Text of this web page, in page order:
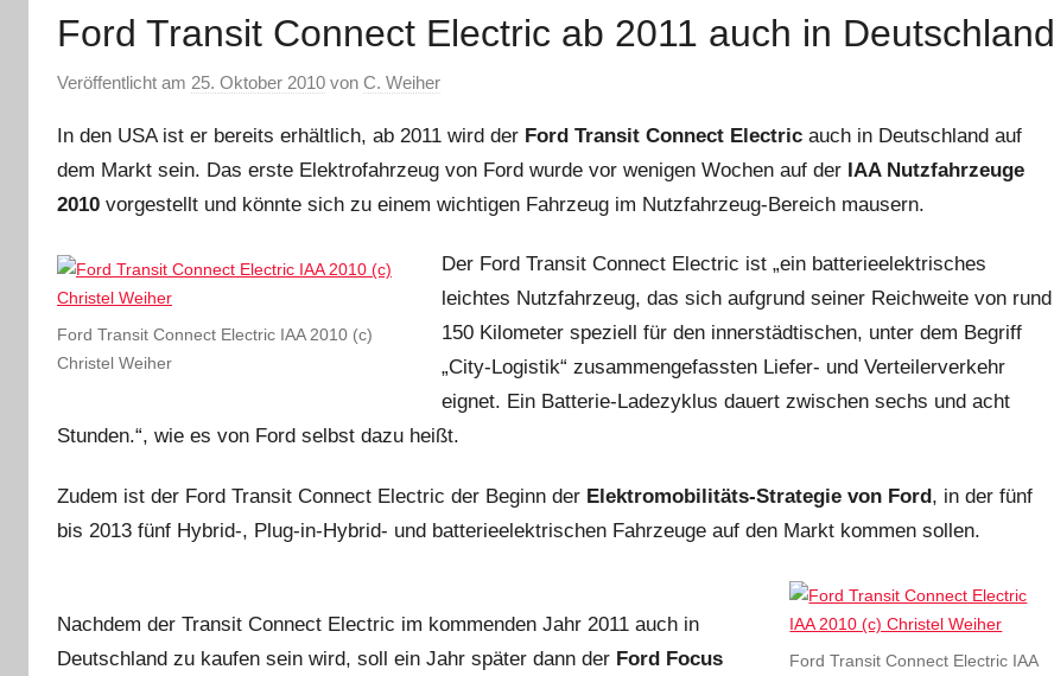
Ford Transit Connect Electric ab 2011 auch in Deutschland
Veröffentlicht am 25. Oktober 2010 von C. Weiher
In den USA ist er bereits erhältlich, ab 2011 wird der Ford Transit Connect Electric auch in Deutschland auf
dem Markt sein. Das erste Elektrofahrzeug von Ford wurde vor wenigen Wochen auf der IAA Nutzfahrzeuge
2010 vorgestellt und könnte sich zu einem wichtigen Fahrzeug im Nutzfahrzeug-Bereich mausern.
Ford Transit Connect Electric IAA 2010 (c)
Christel Weiher
Der Ford Transit Connect Electric ist „ein batterieelektrisches
leichtes Nutzfahrzeug, das sich aufgrund seiner Reichweite von rund
150 Kilometer speziell für den innerstädtischen, unter dem Begriff
„City-Logistik“ zusammengefassten Liefer- und Verteilerverkehr
eignet. Ein Batterie-Ladezyklus dauert zwischen sechs und acht
Stunden.“, wie es von Ford selbst dazu heißt.
Zudem ist der Ford Transit Connect Electric der Beginn der Elektromobilitäts-Strategie von Ford, in der fünf
bis 2013 fünf Hybrid-, Plug-in-Hybrid- und batterieelektrischen Fahrzeuge auf den Markt kommen sollen.
Ford Transit Connect Electric IAA
Nachdem der Transit Connect Electric im kommenden Jahr 2011 auch in
Deutschland zu kaufen sein wird, soll ein Jahr später dann der Ford Focus